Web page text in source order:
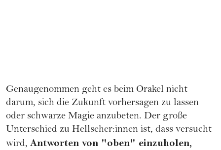
Genaugenommen geht es beim Orakel nicht
darum, sich die Zukunft vorhersagen zu lassen
oder schwarze Magie anzubeten. Der große
Unterschied zu Hellseher:innen ist, dass versucht
wird, Antworten von "oben" einzuholen,